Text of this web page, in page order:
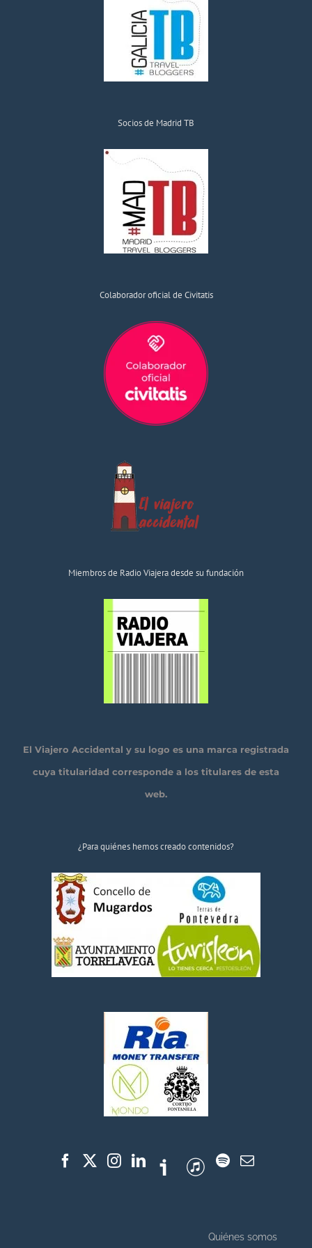
Socios de Madrid TB
Colaborador oficial de Civitatis
Miembros de Radio Viajera desde su fundación
El Viajero Accidental y su logo es una marca registrada
cuya titularidad corresponde a los titulares de esta
web.
¿Para quiénes hemos creado contenidos?
Quiénes somos